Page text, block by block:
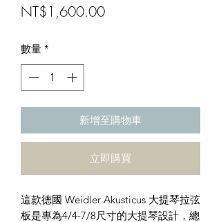
NT$1,600.00價
數量 *
新增至購物車
立即購買
這款德國 Weidler Akusticus 大提琴拉弦
板是專為4/4-7/8尺寸的大提琴設計，總